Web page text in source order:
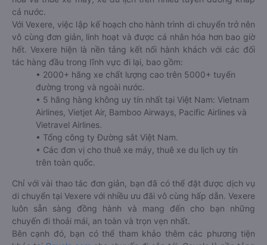
cả nước.
Với Vexere, việc lập kế hoạch cho hành trình di chuyển trở nên
vô cùng đơn giản, linh hoạt và được cá nhân hóa hơn bao giờ
hết. Vexere hiện là nền tảng kết nối hành khách với các đối
tác hàng đầu trong lĩnh vực đi lại, bao gồm:
• 2000+ hãng xe chất lượng cao trên 5000+ tuyến
đường trong và ngoài nước.
• 5 hãng hàng không uy tín nhất tại Việt Nam: Vietnam
Airlines, Vietjet Air, Bamboo Airways, Pacific Airlines và
Vietravel Airlines.
• Tổng công ty Đường sắt Việt Nam.
• Các đơn vị cho thuê xe máy, thuê xe du lịch uy tín
trên toàn quốc.
Chỉ với vài thao tác đơn giản, bạn đã có thể đặt được dịch vụ
di chuyển tại Vexere với nhiều ưu đãi vô cùng hấp dẫn. Vexere
luôn sẵn sàng đồng hành và mang đến cho bạn những
chuyến đi thoải mái, an toàn và trọn vẹn nhất.
Bên cạnh đó, bạn có thể tham khảo thêm các phương tiện